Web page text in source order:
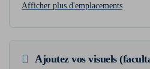
Afficher plus d'emplacements
Ajoutez vos visuels